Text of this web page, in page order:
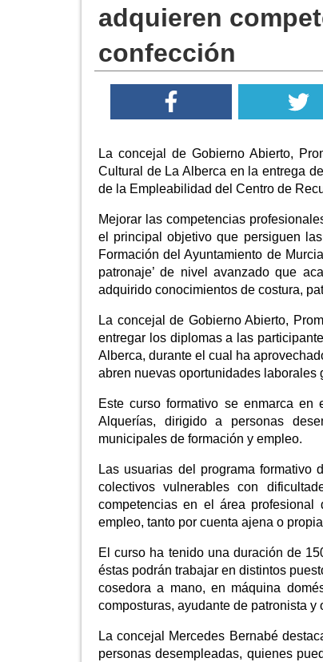
adquieren
confección
La concejal de Gobierno Abierto,
Cultural de La Alberca en la entrega
de la Empleabilidad del Centro de
Mejorar las competencias
el principal objetivo que persiguen
Formación del Ayuntamiento de
patronaje’ de nivel avanzado que
adquirido conocimientos de costura,
La concejal de Gobierno Abierto,
entregar los diplomas a las
Alberca, durante el cual ha
abren nuevas oportunidades
Este curso formativo se enmarca
Alquerías, dirigido a personas
municipales de formación y empleo.
Las usuarias del programa
colectivos vulnerables con
competencias en el área
empleo, tanto por cuenta ajena o
El curso ha tenido una duración de
éstas podrán trabajar en distintos
cosedora a mano, en máquina
composturas, ayudante de patronista
La concejal Mercedes Bernabé
personas desempleadas, quienes